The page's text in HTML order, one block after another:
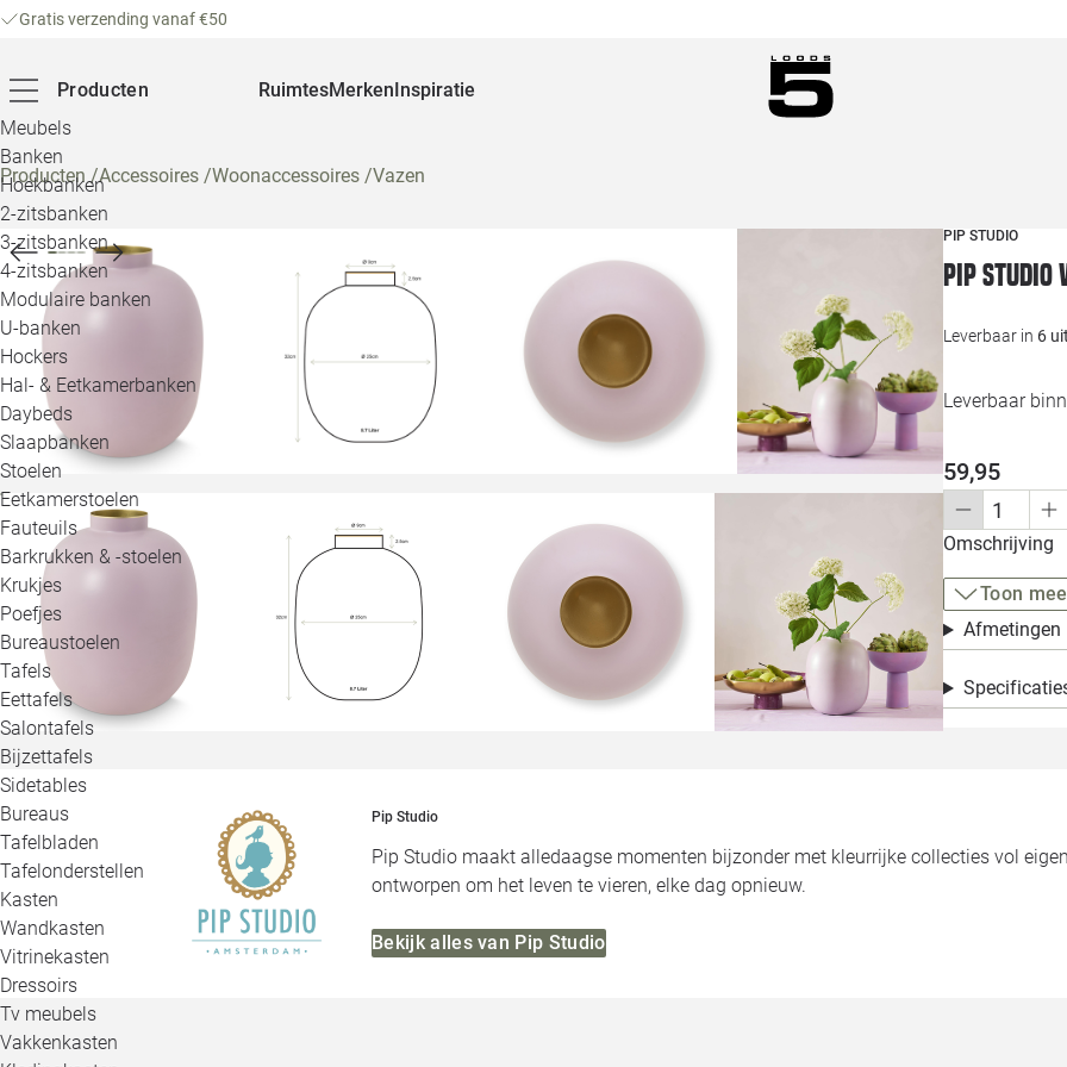
Gratis verzending vanaf €50
Producten
Meubels
Banken
Hoekbanken
2-zitsbanken
3-zitsbanken
4-zitsbanken
Modulaire banken
U-banken
Hockers
Hal- & Eetkamerbanken
Daybeds
Slaapbanken
Stoelen
Eetkamerstoelen
Fauteuils
Barkrukken & -stoelen
Krukjes
Poefjes
Bureaustoelen
Tafels
Eettafels
Salontafels
Bijzettafels
Sidetables
Bureaus
Tafelbladen
Tafelonderstellen
Kasten
Wandkasten
Vitrinekasten
Dressoirs
Tv meubels
Vakkenkasten
RuimtesMerkenInspiratie
Producten/Accessoires /Woonaccessoires /Vazen
PIP STUDIO
Pip
Leverbaar in 6
Leverbaar
59,95
Omschrijving
Toon
Afmetingen
Pip Studio
Pip Studio maakt alledaagse momenten bijzonder met kleurrijke collecties vol
ontworpen om het leven te vieren, elke dag opnieuw.
Bekijk alles van Pip Studio